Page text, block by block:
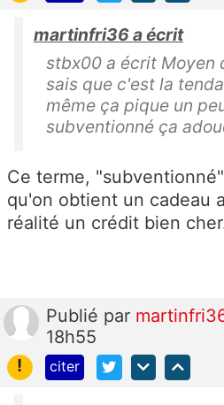
martinfri36 a écrit
stbx00 a écrit Moyen
sais que c'est la
même ça pique un
subventionné ça
Ce terme,
qu'on obtient un cadeau
réalité un crédit bien
Publié par
18h55
!
citer